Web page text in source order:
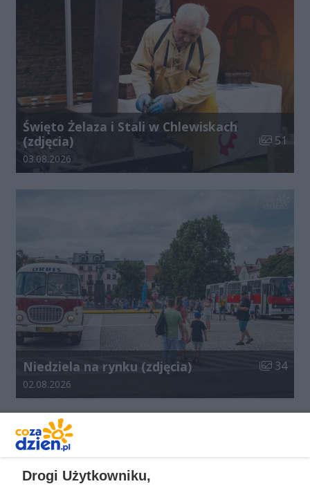
Święto Żelaza i Stali w Chlewiskach
(zdjęcia)
Liczba
51
Data dodania galerii:
03.08.2026
Niedziela na rynku (zdjęcia) Liczba
34
Data dodania galerii:
02.08.2026
Drogi Użytkowniku,